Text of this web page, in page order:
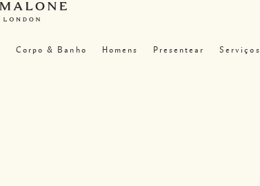
Corpo & Banho Homens Presentear Serviços